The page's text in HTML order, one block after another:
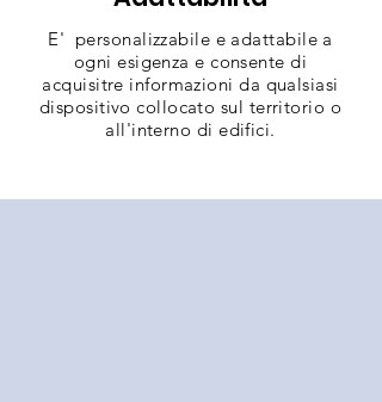
E' personalizzabile e adattabile a
ogni esigenza e consente di
acquisitre informazioni da qualsiasi
dispositivo collocato sul territorio o
all'interno di edifici.